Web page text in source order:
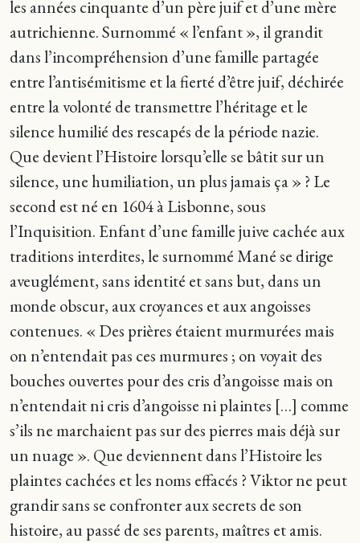
les années cinquante d’un père juif et d’une mère
autrichienne. Surnommé « l’enfant », il grandit
dans l’incompréhension d’une famille partagée
entre l’antisémitisme et la fierté d’être juif, déchirée
entre la volonté de transmettre l’héritage et le
silence humilié des rescapés de la période nazie.
Que devient l’Histoire lorsqu’elle se bâtit sur un
silence, une humiliation, un plus jamais ça » ? Le
second est né en 1604 à Lisbonne, sous
l’Inquisition. Enfant d’une famille juive cachée aux
traditions interdites, le surnommé Mané se dirige
aveuglément, sans identité et sans but, dans un
monde obscur, aux croyances et aux angoisses
contenues. « Des prières étaient murmurées mais
on n’entendait pas ces murmures ; on voyait des
bouches ouvertes pour des cris d’angoisse mais on
n’entendait ni cris d’angoisse ni plaintes […] comme
s’ils ne marchaient pas sur des pierres mais déjà sur
un nuage ». Que deviennent dans l’Histoire les
plaintes cachées et les noms effacés ? Viktor ne peut
grandir sans se confronter aux secrets de son
histoire, au passé de ses parents, maîtres et amis.